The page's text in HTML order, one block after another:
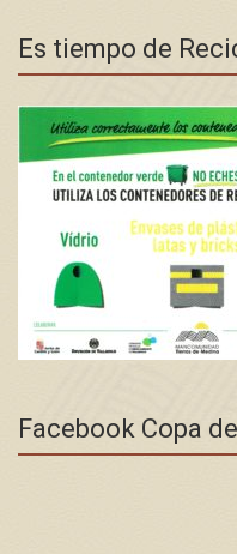
Es tiempo de
Facebook Copa